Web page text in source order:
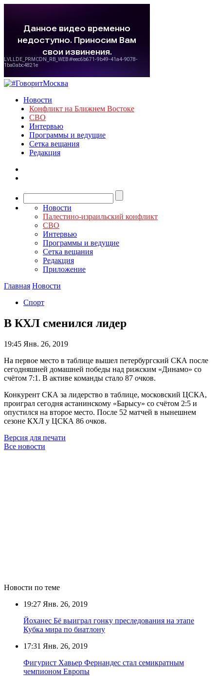
Новости
Конфликт на Ближнем Востоке
СВО
Интервью
Программы и ведущие
Сетка вещания
Редакция
Новости
Палестино-израильский конфликт
СВО
Интервью
Программы и ведущие
Сетка вещания
Редакция
Приложение
Главная Новости
Спорт
В КХЛ сменился лидер
19:45 Янв. 26, 2019
На первое место в таблице вышел петербургский СКА после
сегодняшней домашней победы над рижским «Динамо» со
счётом 7:1. В активе команды стало 87 очков.
Конкурент СКА за лидерство в таблице, московский ЦСКА,
проиграл сегодня астанинскому «Барысу» со счётом 2:5 и
опустился на второе место. После 52 матчей в нынешнем
сезоне КХЛ у ЦСКА 86 очков.
Версия для печати
Все новости
Новости по теме
19:27 Янв. 26, 2019
Йоханес Бё выиграл гонку преследования на этапе
Кубка мира по биатлону
17:31 Янв. 26, 2019
Фигурист Хавьер Фернандес стал семикратным
чемпионом Европы